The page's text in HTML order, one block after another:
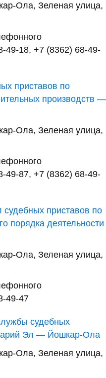
Ола, Зеленая улица,
49-18, +7 (8362) 68-49-
приставов по
производств —
Ола, Зеленая улица,
49-87, +7 (8362) 68-49-
приставов по
порядка деятельности
Ола, Зеленая улица,
49-47
судебных
Эл — Йошкар-Ола
Ола, Зеленая улица,